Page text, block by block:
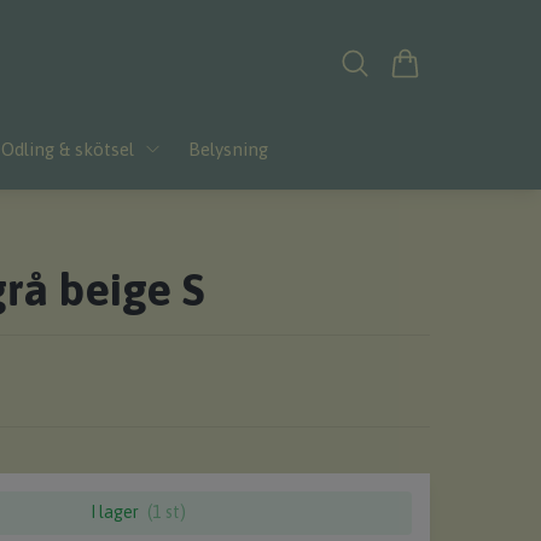
Odling & skötsel Belysning
beige S
I lager (1 st)